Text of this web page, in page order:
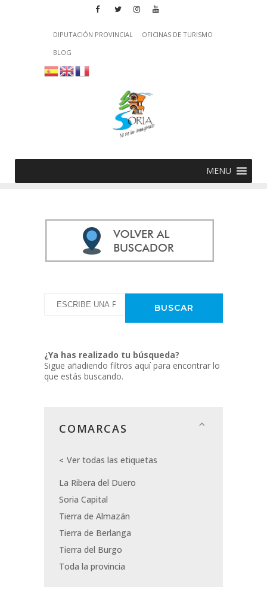
DIPUTACIÓN PROVINCIAL
OFICINAS DE TURISMO
BLOG
MENU
¿Ya has realizado tu búsqueda?
Sigue añadiendo filtros aquí para encontrar lo
que estás buscando.
COMARCAS
Ver todas las etiquetas
La Ribera del Duero
Soria Capital
Tierra de Almazán
Tierra de Berlanga
Tierra del Burgo
Toda la provincia